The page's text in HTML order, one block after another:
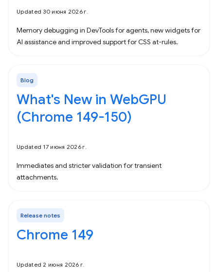
Updated 30 июня 2026 г.
Memory debugging in DevTools for agents, new widgets for
AI assistance and improved support for CSS at-rules.
Blog
What's New in WebGPU
(Chrome 149-150)
Updated 17 июня 2026 г.
Immediates and stricter validation for transient
attachments.
Release notes
Chrome 149
Updated 2 июня 2026 г.